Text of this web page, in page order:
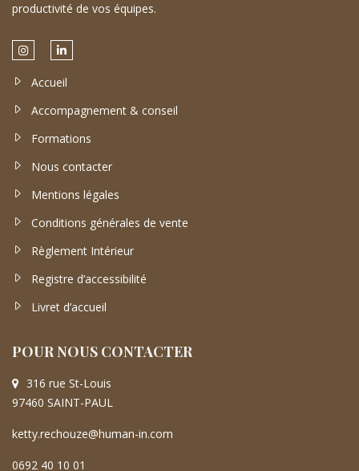
productivité de vos équipes.
Accueil
Accompagnement & conseil
Formations
Nous contacter
Mentions légales
Conditions générales de vente
Règlement Intérieur
Registre d’accessibilité
Livret d’accueil
POUR NOUS CONTACTER
316 rue St-Louis
97460 SAINT-PAUL
ketty.rechouze@human-in.com
0692 40 10 01